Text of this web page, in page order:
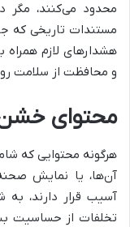
محدود می‌کنند، مگر
مستندات تاریخی که
هشدارهای لازم
و محافظت از سلامت
محتوای خشن
هرگونه محتوایی که
آن‌ها، یا نمایش
آسیب قرار دارند،
تخلفات از حساسیت